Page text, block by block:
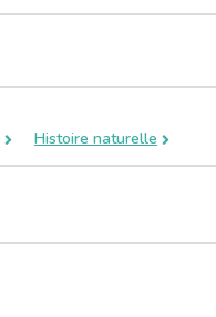
Histoire naturelle